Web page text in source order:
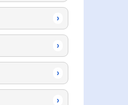
›
›
›
›